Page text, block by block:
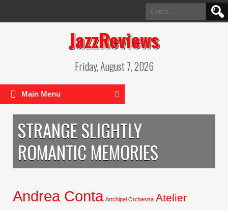
Ricerca
per:
JazzReviews
Friday, August 7, 2026
Main Menu
STRANGE SLIGHTLY
ROMANTIC MEMORIES
Andrea Conta Artchipel Orchestra Atelier